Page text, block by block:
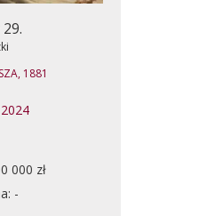
1881
000 zł
-